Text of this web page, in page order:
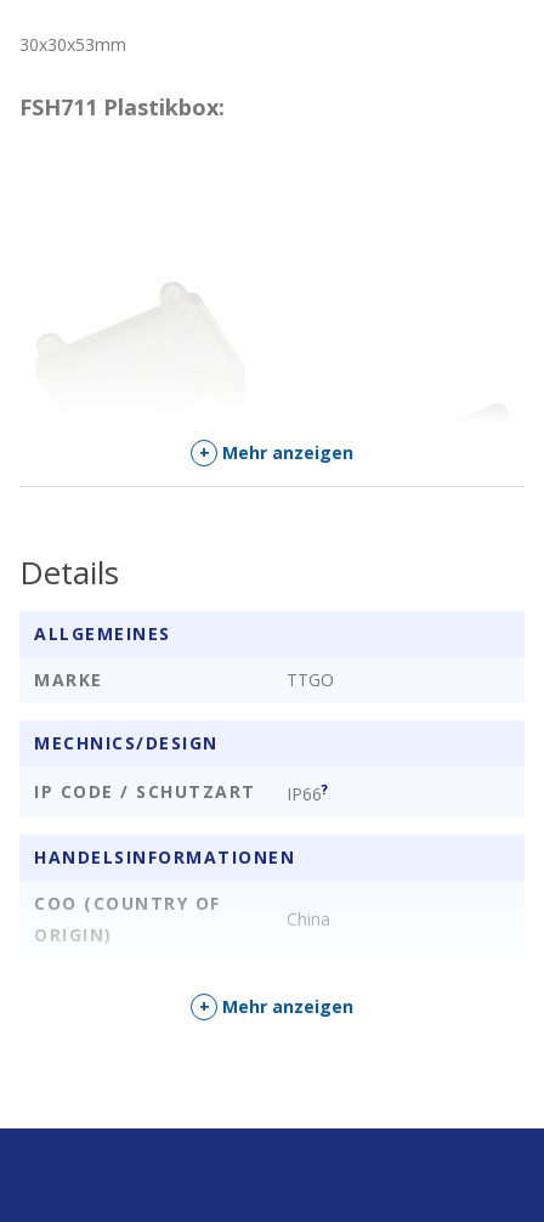
30x30x53mm
FSH711 Plastikbox:
+ Mehr anzeigen
Details
ALLGEMEINES
MARKE
TTGO
MECHNICS/DESIGN
IP CODE / SCHUTZART IP66?
HANDELSINFORMATIONEN
COO (COUNTRY OF
ORIGIN)
China
+ Mehr anzeigen